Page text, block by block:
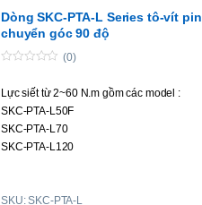
Dòng SKC-PTA-L Series tô-vít pin
chuyển góc 90 độ
u
t
o
f
(0)
Lực siết từ 2~60 N.m gồm các model :
SKC-PTA-L50F
SKC-PTA-L70
SKC-PTA-L120
SKC-PTA-L150F
SKU: SKC-PTA-L